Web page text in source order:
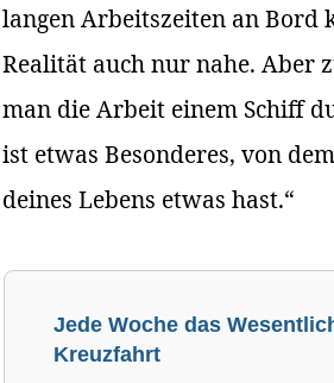
langen Arbeitszeiten an Bord
Realität auch nur nahe. Aber
man die Arbeit einem Schiff
ist etwas Besonderes, von
deines Lebens etwas hast.“
Jede Woche das
Kreuzfahrt